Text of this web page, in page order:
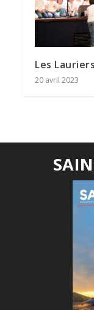
Les
20 avril 2023